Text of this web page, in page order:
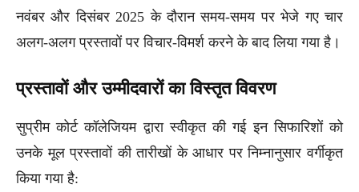
नवंबर और दिसंबर 2025 के दौरान समय-समय पर भेजे गए चार
अलग-अलग प्रस्तावों पर विचार-विमर्श करने के बाद लिया गया है।
प्रस्तावों और उम्मीदवारों का विस्तृत विवरण
सुप्रीम कोर्ट कॉलेजियम द्वारा स्वीकृत की गई इन सिफारिशों को
उनके मूल प्रस्तावों की तारीखों के आधार पर निम्नानुसार वर्गीकृत
किया गया है: